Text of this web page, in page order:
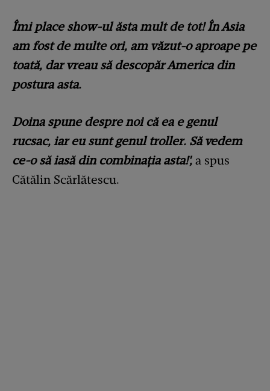
Îmi place show-ul ăsta mult de tot! În Asia
am fost de multe ori, am văzut-o aproape pe
toată, dar vreau să descopăr America din
postura asta.
Doina spune despre noi că ea e genul
rucsac, iar eu sunt genul troller. Să vedem
ce-o să iasă din combinația asta!', a spus
Cătălin Scărlătescu.